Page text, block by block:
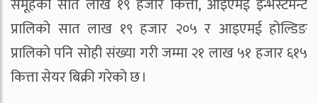
प्रालिको सात लाख १९ हजार २०५ र आइएमई होल्डिङ
प्रालिको पनि सोही संख्या गरी जम्मा २१ लाख ५१ हजार ६१५
कित्ता सेयर बिक्री गरेको छ ।